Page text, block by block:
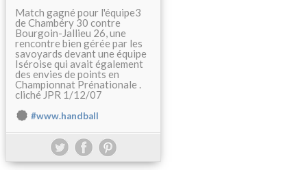
Match gagné pour l'équipe3
de Chambéry 30 contre
Bourgoin-Jallieu 26, une
rencontre bien gérée par les
savoyards devant une équipe
Iséroise qui avait également
des envies de points en
Championnat Prénationale .
cliché JPR 1/12/07
#www.handball